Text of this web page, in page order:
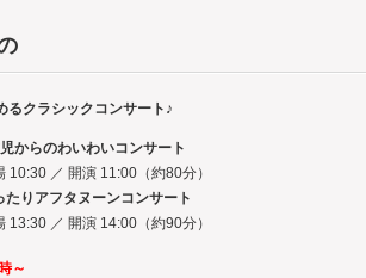
るクラシックコンサート♪
からのわいわいコンサート
10:30 ／ 開演 11:00（約80分）
りアフタヌーンコンサート
13:30 ／ 開演 14:00（約90分）
～